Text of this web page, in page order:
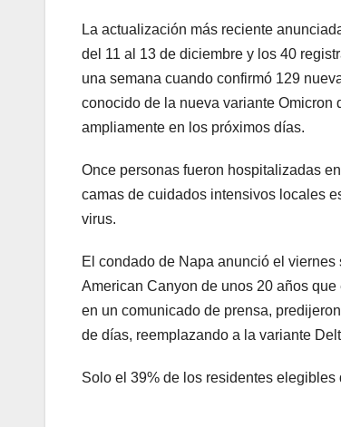
La actualización más reciente
del 11 al 13 de diciembre y los 40
una semana cuando confirmó 129
conocido de la nueva variante
ampliamente en los próximos días.
Once personas fueron hospitalizadas
camas de cuidados intensivos locales
virus.
El condado de Napa anunció el
American Canyon de unos 20 años
en un comunicado de prensa,
de días, reemplazando a la variante
Solo el 39% de los residentes